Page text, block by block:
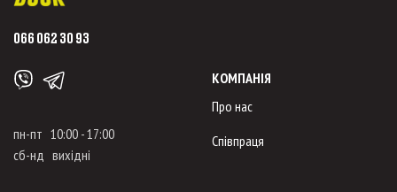
066 062 30 93
пн-пт 10:00 - 17:00
сб-нд вихідні
КОМПАНІЯ
Про нас
Співпраця